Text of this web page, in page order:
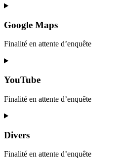
Consent
service
google-
fonts
Google Maps
Finalité en attente d’enquête
Consent
service
maps
YouTube
Finalité en attente d’enquête
Consent
service
Divers
Finalité en attente d’enquête